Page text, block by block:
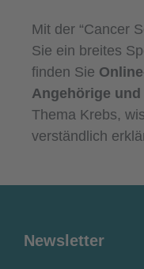
Mit der “Cancer
Sie ein breites
finden Sie
Angehörige
Thema Krebs,
verständlich
Newsletter